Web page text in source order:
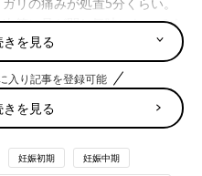
第に足が閉じ気味になってく
が出て来た。最後に水分入れ
くない。
手にプルプル震えてきてしま
きを見る
入り記事を登録可能
を見る
妊娠初期 妊娠中期